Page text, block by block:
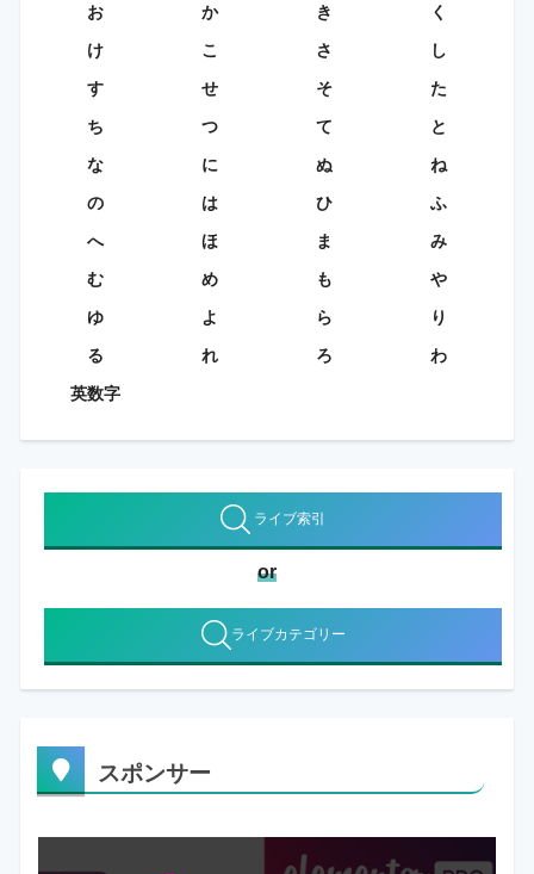
お
か き
く
け
こ さ
し
す
せ そ
た
ち
つ て
と
な
に ぬ
ね
の
は ひ
ふ
へ
ほ ま
み
む
め も
や
ゆ
よ ら
り
る
れ ろ
わ
英数字
ライブ索引
or
ライブカテゴリー
スポンサー